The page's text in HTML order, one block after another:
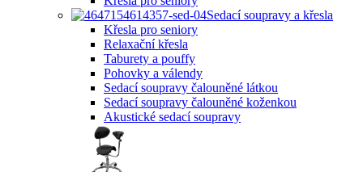
Sedací soupravy a křesla
Křesla pro seniory
Relaxační křesla
Taburety a pouffy
Pohovky a válendy
Sedací soupravy čalouněné látkou
Sedací soupravy čalouněné koženkou
Akustické sedací soupravy